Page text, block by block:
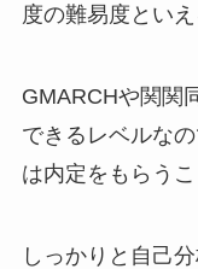
度の難易度といえ
GMARCHや関関
できるレベルな
は内定をもらう
しっかりと自己